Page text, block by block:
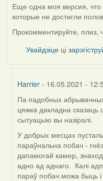
Еще одна моя версия,
которые не достигли
Прокомментируйте, плиз,
Увайдзіце ці
Harrier - 16.05.2021 -
In
reply
to
by
ZNR
Па падобных
цяжка дакладна сказаць
сытуацыю вы назіралі.
У добрых месцах
параўнальна побач -
дапамогай камер,
адно ад аднаго. Калі
параў побач можа быць